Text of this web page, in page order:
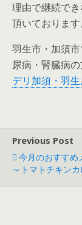
理由で継続で
頂いております
羽生市・加須
尿病・腎臓病
デリ加須・羽
Previous Post
今月のおすす
～トマトチキンカ